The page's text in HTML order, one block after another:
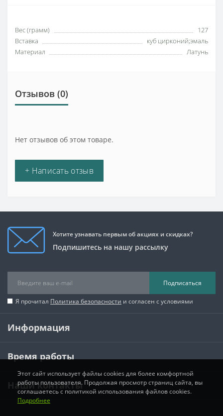
Вес (грамм)
127
Вставка
куб цирконий;эмаль
Материал
Латунь
Отзывов (0)
Нет отзывов об этом товаре.
+ Написать отзыв
Хотите узнавать первым об акциях и скидках?
Подпишитесь на нашу рассылку
Подписаться
Я прочитал Политика безопасности и согласен с условиями
Информация
Время работы
Наши контакты
Этот сайт использует файлы cookies для более комфортной
работы пользователя. Продолжая просмотр страниц сайта, вы
соглашаетесь с политикой использования файлов cookies.
Подробнее